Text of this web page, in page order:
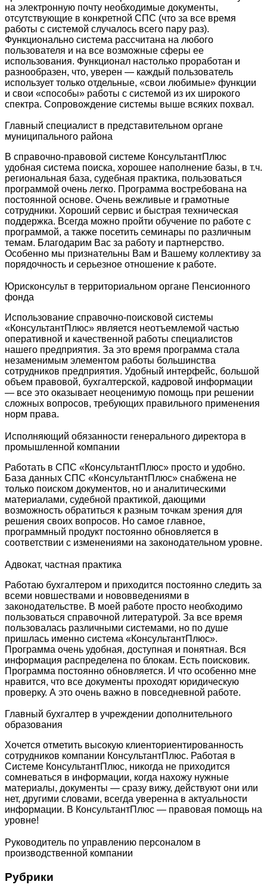
на электронную почту необходимые документы,
отсутствующие в конкретной СПС (что за все время
работы с системой случалось всего пару раз).
Функционально система рассчитана на любого
пользователя и на все возможные сферы ее
использования. Функционал настолько проработан и
разнообразен, что, уверен — каждый пользователь
использует только отдельные, «свои любимые» функции
и свои «способы» работы с системой из их широкого
спектра. Сопровождение системы выше всяких похвал.
Главный специалист в представительном органе
муниципального района
В справочно-правовой системе КонсультантПлюс
удобная система поиска, хорошее наполнение базы, в т.ч.
региональная база, судебная практика, пользоваться
программой очень легко. Программа востребована на
постоянной основе. Очень вежливые и грамотные
сотрудники. Хороший сервис и быстрая техническая
поддержка. Всегда можно пройти обучение по работе с
программой, а также посетить семинары по различным
темам. Благодарим Вас за работу и партнерство.
Особенно мы признательны Вам и Вашему коллективу за
порядочность и серьезное отношение к работе.
Юрисконсульт в территориальном органе Пенсионного
фонда
Использование справочно-поисковой системы
«КонсультантПлюс» является неотъемлемой частью
оперативной и качественной работы специалистов
нашего предприятия. За это время программа стала
незаменимым элементом работы большинства
сотрудников предприятия. Удобный интерфейс, большой
объем правовой, бухгалтерской, кадровой информации
— все это оказывает неоценимую помощь при решении
сложных вопросов, требующих правильного применения
норм права.
Исполняющий обязанности генерального директора в
промышленной компании
Работать в СПС «КонсультантПлюс» просто и удобно.
База данных СПС «КонсультантПлюс» снабжена не
только поиском документов, но и аналитическими
материалами, судебной практикой, дающими
возможность обратиться к разным точкам зрения для
решения своих вопросов. Но самое главное,
программный продукт постоянно обновляется в
соответствии с изменениями на законодательном уровне.
Адвокат, частная практика
Работаю бухгалтером и приходится постоянно следить за
всеми новшествами и нововведениями в
законодательстве. В моей работе просто необходимо
пользоваться справочной литературой. За все время
пользовалась различными системами, но по душе
пришлась именно система «КонсультантПлюс».
Программа очень удобная, доступная и понятная. Вся
информация распределена по блокам. Есть поисковик.
Программа постоянно обновляется. И что особенно мне
нравится, что все документы проходят юридическую
проверку. А это очень важно в повседневной работе.
Главный бухгалтер в учреждении дополнительного
образования
Хочется отметить высокую клиенториентированность
сотрудников компании КонсультантПлюс. Работая в
Системе КонсультантПлюс, никогда не приходится
сомневаться в информации, когда нахожу нужные
материалы, документы — сразу вижу, действуют они или
нет, другими словами, всегда уверенна в актуальности
информации. В КонсультантПлюс — правовая помощь на
уровне!
Руководитель по управлению персоналом в
производственной компании
Рубрики